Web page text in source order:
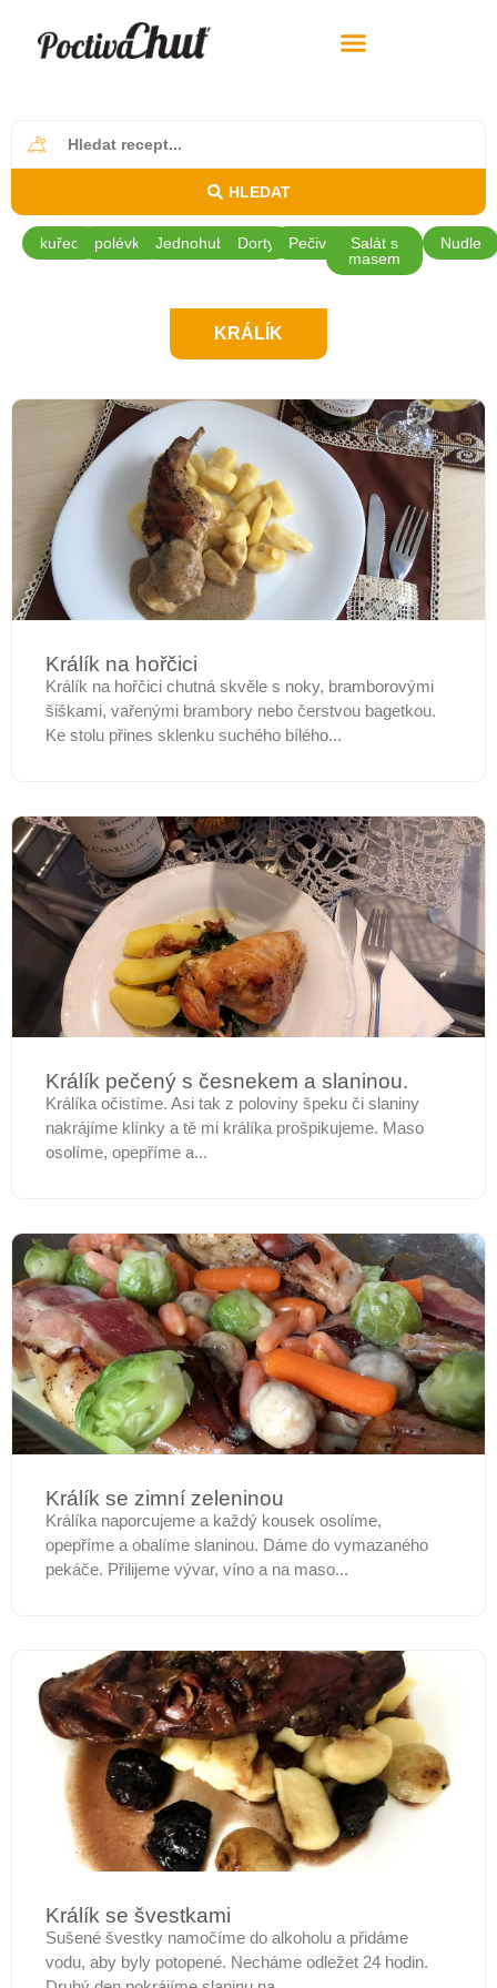
HLEDAT
kuřecí polévky JednohubkyDorty Pečivo
Salát s
masem
Nudle
KRÁLÍK
Králík na hořčici
Králík na hořčici chutná skvěle s noky, bramborovými
šiškami, vařenými brambory nebo čerstvou bagetkou.
Ke stolu přines sklenku suchého bílého...
Králík pečený s česnekem a slaninou.
Králíka očistíme. Asi tak z poloviny špeku či slaniny
nakrájíme klínky a tě mi králíka prošpikujeme. Maso
osolíme, opepříme a...
Králík se zimní zeleninou
Králíka naporcujeme a každý kousek osolíme,
opepříme a obalíme slaninou. Dáme do vymazaného
pekáče. Přilijeme vývar, víno a na maso...
Králík se švestkami
Sušené švestky namočíme do alkoholu a přidáme
vodu, aby byly potopené. Necháme odležet 24 hodin.